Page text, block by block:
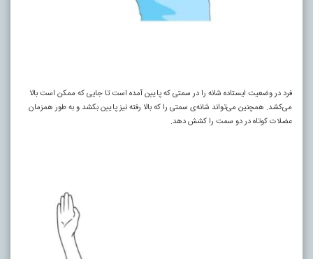
فرد در وضعیت ایستاده شانه را در سمتی که پایین آمده است تا جایی که ممکن است بالا
می‌کشد. همچنین می‌تواند شانه‌ی سمتی را که بالا رفته نیز پایین بکشد و به طور همزمان
عضلات کوتاه در دو سمت را کشش دهد.